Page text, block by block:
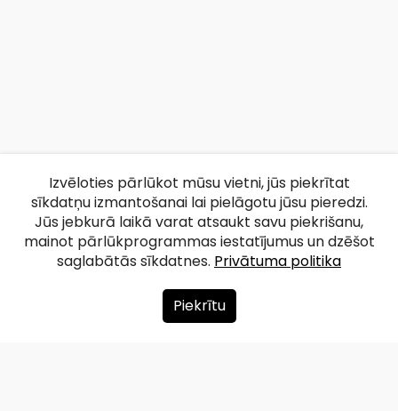
Par mums
Izvēloties pārlūkot mūsu vietni, jūs piekrītat
sīkdatņu izmantošanai lai pielāgotu jūsu pieredzi.
Jūs jebkurā laikā varat atsaukt savu piekrišanu,
mainot pārlūkprogrammas iestatījumus un dzēšot
saglabātās sīkdatnes. Privātuma politika
Piekrītu